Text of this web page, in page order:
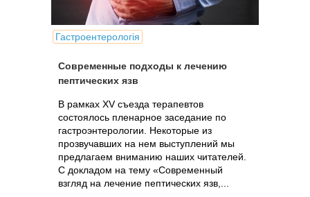
Гастроентерологія
Современные подходы к лечению
пептических язв
В рамках XV съезда терапевтов
состоялось пленарное заседание по
гастроэнтерологии. Некоторые из
прозвучавших на нем выступлений мы
предлагаем вниманию наших читателей.
С докладом на тему «Современный
взгляд на лечение пептических язв,...